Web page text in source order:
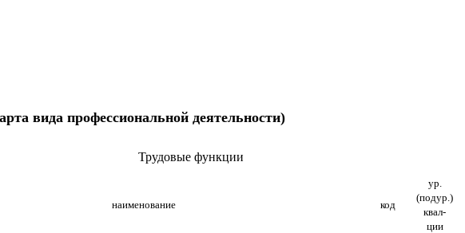
вида профессиональной деятельности)
Трудовые функции
наименование код
ур.
(подур.)
квал-
ции